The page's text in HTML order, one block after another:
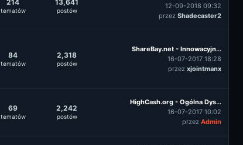
214
tematów
13,641
postów
12-09-2018 09:32
przez Shadecaster2
84
tematów
2,318
postów
ShareBay.net - Innowacyjn...
16-07-2017 18:28
przez xjointmanx
69
tematów
2,242
postów
HighCash.org - Ogólna Dys...
16-07-2017 10:02
przez Admin